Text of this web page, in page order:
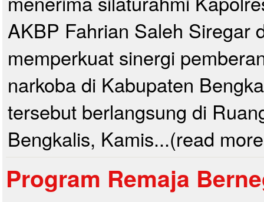
AKBP Fahrian Saleh Siregar
memperkuat sinergi
narkoba di Kabupaten
tersebut berlangsung di
Bengkalis, Kamis...(read
Program Remaja